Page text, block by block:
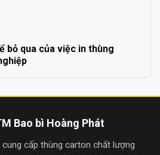
bỏ qua của việc in thùng
Bao bì Hoàng Phát
cấp thùng carton chất lượng